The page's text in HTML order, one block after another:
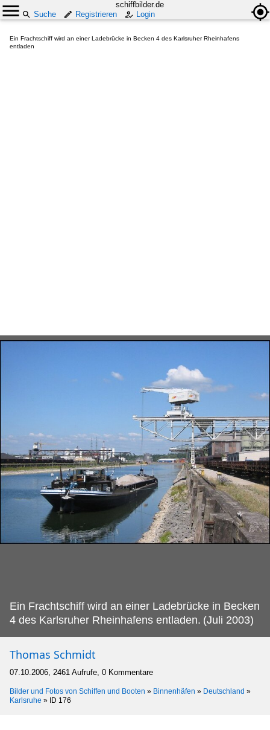
schiffbilder.de
Suche
Registrieren Login
Ein Frachtschiff wird an einer Ladebrücke in Becken 4 des Karlsruher Rheinhafens
entladen
Ein Frachtschiff wird an einer Ladebrücke in Becken
4 des Karlsruher Rheinhafens entladen. (Juli 2003)
Thomas Schmidt
07.10.2006, 2461 Aufrufe, 0 Kommentare
Bilder und Fotos von Schiffen und Booten » Binnenhäfen » Deutschland »
Karlsruhe » ID 176